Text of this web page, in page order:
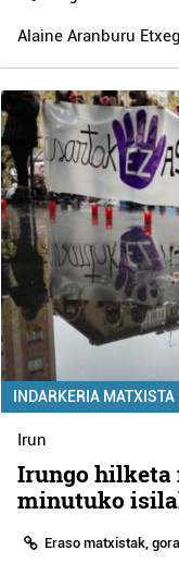
Alaine Aranburu
INDARKERIA MATXISTA
Irun
Irungo hilketa
minutuko
Eraso matxistak,